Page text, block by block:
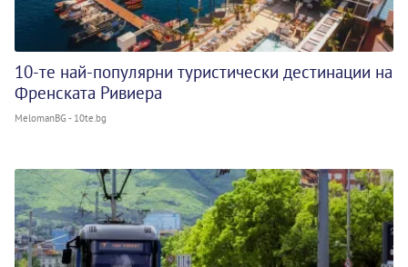
10-те най-популярни туристически дестинации на
Френската Ривиера
MelomanBG - 10te.bg